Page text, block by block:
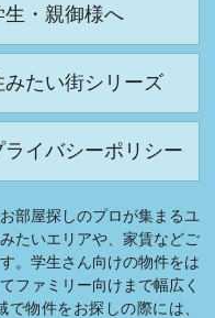
生・親御様へ
みたい街シリーズ
ライバシーポリシー
部屋探しのプロが集まるユ
たいエリアや、家賃などご
。学生さん向けの物件をは
ファミリー向けまで幅広く
物件をお探しの際には、